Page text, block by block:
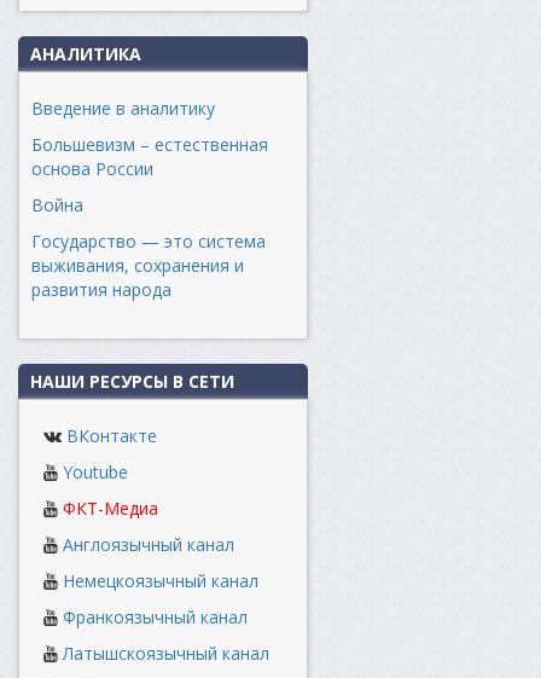
АНАЛИТИКА
Введение в аналитику
Большевизм – естественная
основа России
Война
Государство — это система
выживания, сохранения и
развития народа
НАШИ РЕСУРСЫ В СЕТИ
ВКонтакте
Youtube
ФКТ-Медиа
Англоязычный канал
Немецкоязычный канал
Франкоязычный канал
Латышскоязычный канал